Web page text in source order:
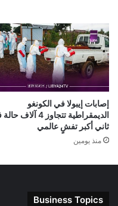
إصابات إيبولا في الكونغو
الديمقراطية تتجاوز 4
ثاني أكبر تفشٍ عالمي
منذ يومين
Business Topics